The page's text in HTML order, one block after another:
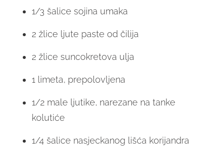
1/3 šalice sojina umaka
2 žlice ljute paste od čilija
2 žlice suncokretova ulja
1 limeta, prepolovljena
1/2 male ljutike, narezane na tanke
kolutiće
1/4 šalice nasjeckanog lišća korijandra